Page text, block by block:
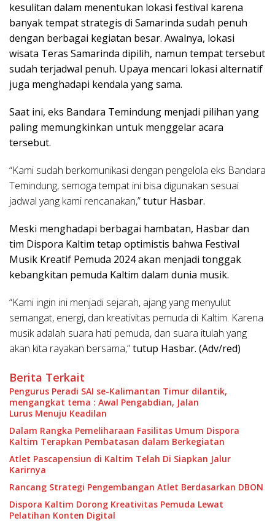
kesulitan dalam menentukan lokasi festival karena
banyak tempat strategis di Samarinda sudah penuh
dengan berbagai kegiatan besar. Awalnya, lokasi
wisata Teras Samarinda dipilih, namun tempat tersebut
sudah terjadwal penuh. Upaya mencari lokasi alternatif
juga menghadapi kendala yang sama.
Saat ini, eks Bandara Temindung menjadi pilihan yang
paling memungkinkan untuk menggelar acara
tersebut.
“Kami sudah berkomunikasi dengan pengelola eks Bandara
Temindung, semoga tempat ini bisa digunakan sesuai
jadwal yang kami rencanakan,”tutur Hasbar.
Meski menghadapi berbagai hambatan, Hasbar dan
tim Dispora Kaltim tetap optimistis bahwa Festival
Musik Kreatif Pemuda 2024 akan menjadi tonggak
kebangkitan pemuda Kaltim dalam dunia musik.
“Kami ingin ini menjadi sejarah, ajang yang menyulut
semangat, energi, dan kreativitas pemuda di Kaltim. Karena
musik adalah suara hati pemuda, dan suara itulah yang
akan kita rayakan bersama,”tutup Hasbar. (Adv/red)
Berita Terkait
Pengurus Peradi SAI se-Kalimantan Timur dilantik,
mengangkat tema : Awal Pengabdian, Jalan
Lurus Menuju Keadilan
Dalam Rangka Pemeliharaan Fasilitas Umum Dispora
Kaltim Terapkan Pembatasan dalam Berkegiatan
Atlet Pascapensiun di Kaltim Telah Di Siapkan Jalur
Karirnya
Rancang Strategi Pengembangan Atlet Berdasarkan DBON
Dispora Kaltim Dorong Kreativitas Pemuda Lewat
Pelatihan Konten Digital